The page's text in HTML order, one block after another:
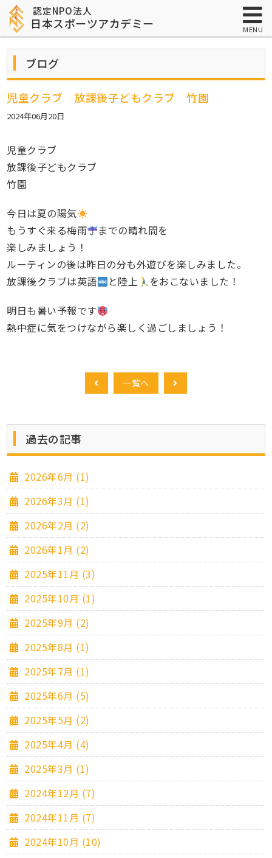
MENU
認定NPO法人
日本スポーツアカデミー
ブログ
児童クラブ 放課後子どもクラブ 竹園
2024年06月20日
児童クラブ
放課後子どもクラブ
竹園
今日は夏の陽気
もうすぐ来る梅雨
までの晴れ間を
楽しみましょう！
ルーティンの後は昨日の分も外遊びを楽しみました。
放課後クラブは英語
と陸上
をおこないました！
明日も暑い予報です
熱中症に気をつけながら楽しく過ごしましょう！
一覧へ
過去の記事
2026年6月 (1)
2026年3月 (1)
2026年2月 (2)
2026年1月 (2)
2025年11月 (3)
2025年10月 (1)
2025年9月 (2)
2025年8月 (1)
2025年7月 (1)
2025年6月 (5)
2025年5月 (2)
2025年4月 (4)
2025年3月 (1)
2024年12月 (7)
2024年11月 (7)
2024年10月 (10)